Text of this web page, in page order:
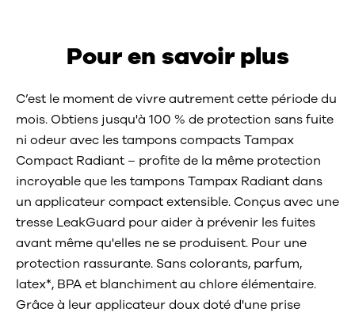
Pour en savoir plus
C’est le moment de vivre autrement cette période du
mois. Obtiens jusqu'à 100 % de protection sans fuite
ni odeur avec les tampons compacts Tampax
Compact Radiant – profite de la même protection
incroyable que les tampons Tampax Radiant dans
un applicateur compact extensible. Conçus avec une
tresse LeakGuard pour aider à prévenir les fuites
avant même qu'elles ne se produisent. Pour une
protection rassurante. Sans colorants, parfum,
latex*, BPA et blanchiment au chlore élémentaire.
Grâce à leur applicateur doux doté d'une prise